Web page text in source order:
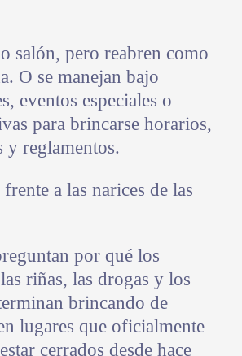
salón, pero reabren como
O se manejan bajo
eventos especiales o
para brincarse horarios,
y reglamentos.
a las narices de las
por qué los
riñas, las drogas y los
brincando de
lugares que oficialmente
cerrados desde hace